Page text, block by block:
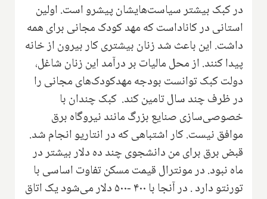
در کبک بیشتر سیاست‌هایشان پیشرو است. اولین
استانی در کاناداست که مهد کودک مجانی برای همه
داشت‌. این باعث شد زنان بیشتری کار بیرون از خانه
پیدا کنند‌. از محل مالیات بر درآمد این زنان شاغل‌،
دولت کبک توانست بودجه مهد‌کودک‌های مجانی را
در ظرف چند سال تامین کند‌. کبک چندان با
خصوصی‌سازی صنایع بزرگ مانند نیروگا‌ه‌ برق
موافق نیست‌. کار اشتباهی که در انتاریو انجام شد‌.
قبض برق برای من دانشجوی چند ده دلار بیشتر در
ماه نبود. در مونترال قیمت مسکن تفاوت اساسی با
تورنتو دارد . در آنجا با ۴۰۰ -۵۰۰ دلار می‌شود یک اتاق